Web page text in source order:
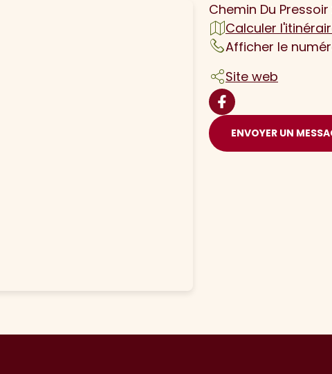
Chemin Du Pressoir
Calculer
Afficher le
Site web
ENVOYER UN